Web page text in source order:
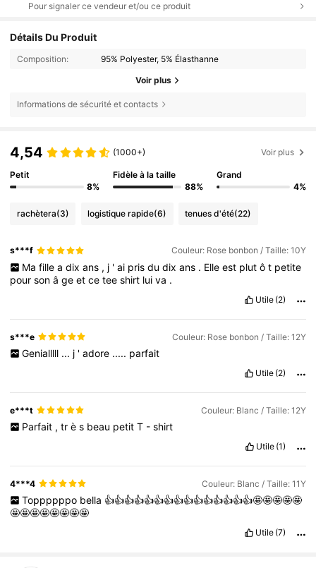
Pour signaler ce vendeur et/ou ce produit
Détails Du Produit
Composition: 95% Polyester, 5% Élasthanne
Voir plus
Informations de sécurité et contacts
4,54 (1000+) Voir plus
Petit
8%
Fidèle à la taille
88%
Grand
4%
rachètera(3) logistique rapide(6) tenues d'été(22)
s***f Couleur: Rose bonbon / Taille: 10Y
Ma fille a dix ans , j ' ai pris du dix ans . Elle est plut ô t petite
poursonâgeetceteeshirt luiva .
Utile (2)
s***e Couleur: Rose bonbon / Taille: 12Y
Genialllll ... j ' adore ..... parfait
Utile (2)
e***t Couleur: Blanc / Taille: 12Y
Parfait , tr è s beau petit T - shirt
Utile (1)
4***4 Couleur: Blanc / Taille: 11Y
Toppppppo bella 👍👍👍👍👍👍👍👍👍👍👍👍👍👍👍🤩🤩🤩🤩🤩
🤩🤩🤩🤩🤩🤩🤩🤩
Utile (7)